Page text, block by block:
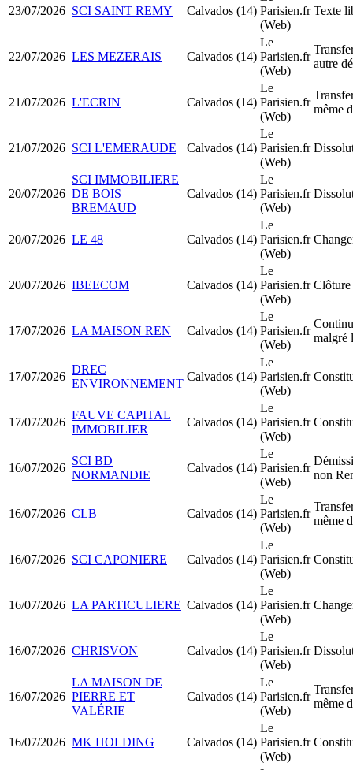
23/07/2026 SCI SAINT REMY Calvados (14) Parisien.fr
(Web)
Texte
22/07/2026 LES MEZERAIS Calvados (14)
Le
Parisien.fr
(Web)
autre
21/07/2026 L'ECRIN Calvados (14)
Le
Parisien.fr
(Web)
même
21/07/2026 SCI L'EMERAUDE Calvados (14)
Le
Parisien.fr
(Web)
20/07/2026
SCI IMMOBILIERE
DE BOIS
BREMAUD
Calvados (14)
Le
Parisien.fr
(Web)
20/07/2026 LE 48 Calvados (14)
Le
Parisien.fr
(Web)
20/07/2026 IBEECOM Calvados (14)
Le
Parisien.fr
(Web)
17/07/2026 LA MAISON REN Calvados (14)
Le
Parisien.fr
(Web)
malgré
17/07/2026
DREC
ENVIRONNEMENT
Calvados (14)
Le
Parisien.fr
(Web)
17/07/2026
FAUVE CAPITAL
IMMOBILIER
Calvados (14)
Le
Parisien.fr
(Web)
16/07/2026
SCI BD
NORMANDIE
Calvados (14)
Le
Parisien.fr
(Web)
non
16/07/2026 CLB Calvados (14)
Le
Parisien.fr
(Web)
même
16/07/2026 SCI CAPONIERE Calvados (14)
Le
Parisien.fr
(Web)
16/07/2026 LA PARTICULIERE Calvados (14)
Le
Parisien.fr
(Web)
16/07/2026 CHRISVON Calvados (14)
Le
Parisien.fr
(Web)
16/07/2026
LA MAISON DE
PIERRE ET
VALÉRIE
Calvados (14)
Le
Parisien.fr
(Web)
même
16/07/2026 MK HOLDING Calvados (14)
Le
Parisien.fr
(Web)